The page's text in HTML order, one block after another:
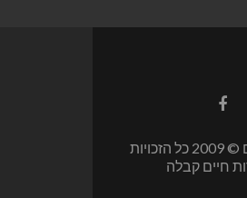
Facebook
זכויות יוצרים © 2009 כל הזכויות
חיים קבלה